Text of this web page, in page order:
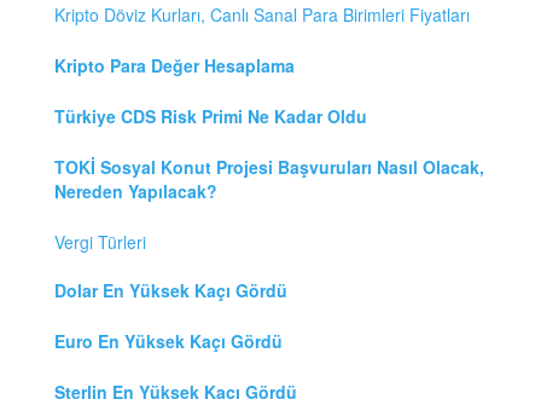
Kripto Döviz Kurları, Canlı Sanal Para Birimleri Fiyatları
Kripto Para Değer Hesaplama
Türkiye CDS Risk Primi Ne Kadar Oldu
TOKİ Sosyal Konut Projesi Başvuruları Nasıl Olacak,
Nereden Yapılacak?
Vergi Türleri
Dolar En Yüksek Kaçı Gördü
Euro En Yüksek Kaçı Gördü
Sterlin En Yüksek Kaçı Gördü